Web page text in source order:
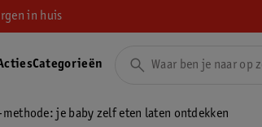
in huis
Categorieën
methode: je baby zelf eten laten ontdekken